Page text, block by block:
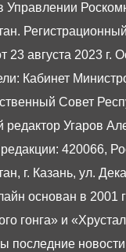
Управлении
августа 2023 г.
Кабинет
Совет
редактор Угаров
420066,
г. Казань, ул.
основан в 2001
гонга» и
последние